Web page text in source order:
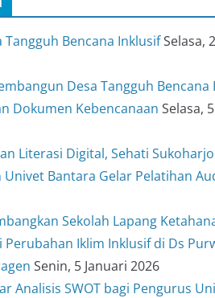
Literasi
dengan
Audiobook
Agus Wahyudi
Bencana InklusifSelasa,
Desa Tangguh Bencana
Dokumen Kebencanaan Selasa,
Literasi Digital, Sehati Sukoharjo
Bantara Gelar Pelatihan
Sekolah Lapang
Iklim Inklusif di Ds
Senin, 5 Januari 2026
Analisis SWOT bagi Pengurus